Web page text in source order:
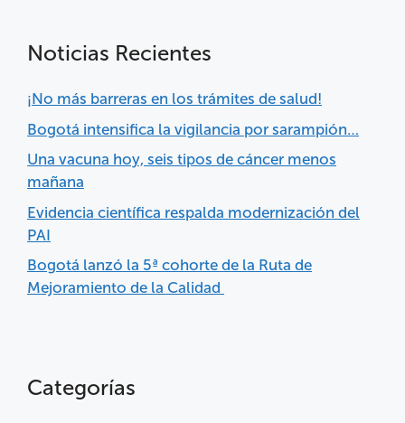
Noticias Recientes
¡No más barreras en los trámites de salud!
Bogotá intensifica la vigilancia por sarampión…
Una vacuna hoy, seis tipos de cáncer menos
mañana
Evidencia científica respalda modernización del
PAI
Bogotá lanzó la 5ª cohorte de la Ruta de
Mejoramiento de la Calidad
Categorías